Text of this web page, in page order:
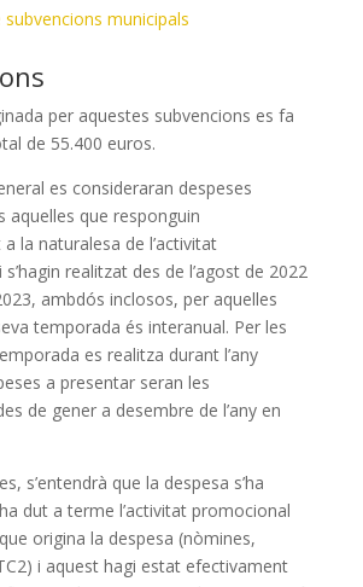
municipals
per aquestes subvencions es fa
de 55.400 euros.
es consideraran despeses
aquelles que responguin
la naturalesa de l’activitat
realitzat des de l’agost de 2022
ambdós inclosos, per aquelles
temporada és interanual. Per les
es realitza durant l’any
a presentar seran les
de gener a desembre de l’any en
s’entendrà que la despesa s’ha
dut a terme l’activitat promocional
origina la despesa (nòmines,
i aquest hagi estat efectivament